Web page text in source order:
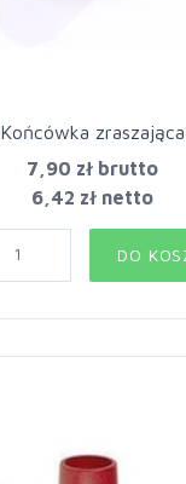
Końcówka zraszająca
7,90 złbrutto
6,42 zł netto
DO